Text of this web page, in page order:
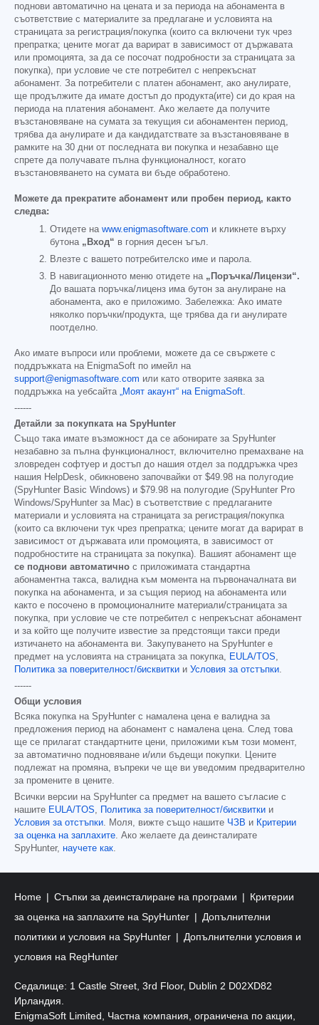
поднови автоматично на цената и за периода на абонамента в
съответствие с материалите за предлагане и условията на
страницата за регистрация/покупка (които са включени тук чрез
препратка; цените могат да варират в зависимост от държавата
или промоцията, за да се посочат подробности за страницата за
покупка), при условие че сте потребител с непрекъснат
абонамент. За потребители с платен абонамент, ако анулирате,
ще продължите да имате достъп до продукта(ите) си до края на
периода на платения абонамент. Ако желаете да получите
възстановяване на сумата за текущия си абонаментен период,
трябва да анулирате и да кандидатствате за възстановяване в
рамките на 30 дни от последната ви покупка и незабавно ще
спрете да получавате пълна функционалност, когато
възстановяването на сумата ви бъде обработено.
Можете да прекратите абонамент или пробен период, както
следва:
Отидете на www.enigmasoftware.com и кликнете върху
бутона „Вход“ в горния десен ъгъл.
Влезте с вашето потребителско име и парола.
В навигационното меню отидете на „Поръчка/Лицензи“.
До вашата поръчка/лиценз има бутон за анулиране на
абонамента, ако е приложимо. Забележка: Ако имате
няколко поръчки/продукта, ще трябва да ги анулирате
поотделно.
Ако имате въпроси или проблеми, можете да се свържете с
поддръжката на EnigmaSoft по имейл на
support@enigmasoftware.com или като отворите заявка за
поддръжка на уебсайта „Моят акаунт“ на EnigmaSoft.
------
Детайли за покупката на SpyHunter
Също така имате възможност да се абонирате за SpyHunter
незабавно за пълна функционалност, включително премахване на
зловреден софтуер и достъп до нашия отдел за поддръжка чрез
нашия HelpDesk, обикновено започвайки от $49.98 на полугодие
(SpyHunter Basic Windows) и $79.98 на полугодие (SpyHunter Pro
Windows/SpyHunter за Mac) в съответствие с предлаганите
материали и условията на страницата за регистрация/покупка
(които са включени тук чрез препратка; цените могат да варират в
зависимост от държавата или промоцията, в зависимост от
подробностите на страницата за покупка). Вашият абонамент ще
се поднови автоматично с приложимата стандартна
абонаментна такса, валидна към момента на първоначалната ви
покупка на абонамента, и за същия период на абонамента или
както е посочено в промоционалните материали/страницата за
покупка, при условие че сте потребител с непрекъснат абонамент
и за който ще получите известие за предстоящи такси преди
изтичането на абонамента ви. Закупуването на SpyHunter е
предмет на условията на страницата за покупка, EULA/TOS,
Политика за поверителност/бисквитки и Условия за отстъпки.
------
Общи условия
Всяка покупка на SpyHunter с намалена цена е валидна за
предложения период на абонамент с намалена цена. След това
ще се прилагат стандартните цени, приложими към този момент,
за автоматично подновяване и/или бъдещи покупки. Цените
подлежат на промяна, въпреки че ще ви уведомим предварително
за промените в цените.
Всички версии на SpyHunter са предмет на вашето съгласие с
нашите EULA/TOS, Политика за поверителност/бисквитки и
Условия за отстъпки. Моля, вижте също нашите ЧЗВ и Критерии
за оценка на заплахите. Ако желаете да деинсталирате
SpyHunter, научете как.
Home Стъпки за деинсталиране на програми
Критерии
за оценка на заплахите на SpyHunter
Допълнителни
политики и условия на SpyHunter
Допълнителни условия и
условия на RegHunter
Седалище: 1 Castle Street, 3rd Floor, Dublin 2 D02XD82
Ирландия.
EnigmaSoft Limited, Частна компания, ограничена по акции,